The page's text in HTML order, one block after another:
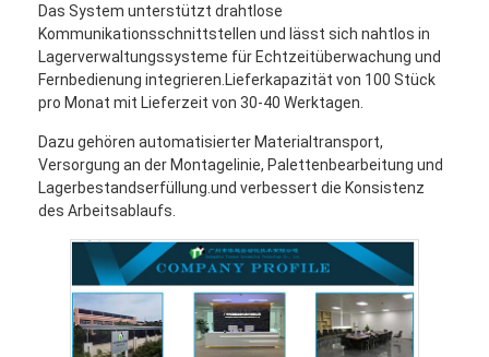
Das System unterstützt drahtlose
Kommunikationsschnittstellen und lässt sich nahtlos in
Lagerverwaltungssysteme für Echtzeitüberwachung und
Fernbedienung integrieren.Lieferkapazität von 100 Stück
pro Monat mit Lieferzeit von 30-40 Werktagen.
Dazu gehören automatisierter Materialtransport,
Versorgung an der Montagelinie, Palettenbearbeitung und
Lagerbestandserfüllung.und verbessert die Konsistenz
des Arbeitsablaufs.